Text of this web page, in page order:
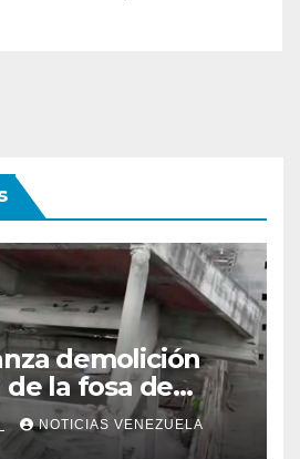
demolición
la fosa de
en la Torre de
NOTICIAS VENEZUELA